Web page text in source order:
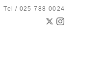
Tel / 025-788-0024